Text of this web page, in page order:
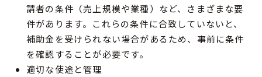
請者の条件（売上規模や業種）など、さまざまな要
件があります。これらの条件に合致していないと、
補助金を受けられない場合があるため、事前に条件
を確認することが必要です。
適切な使途と管理